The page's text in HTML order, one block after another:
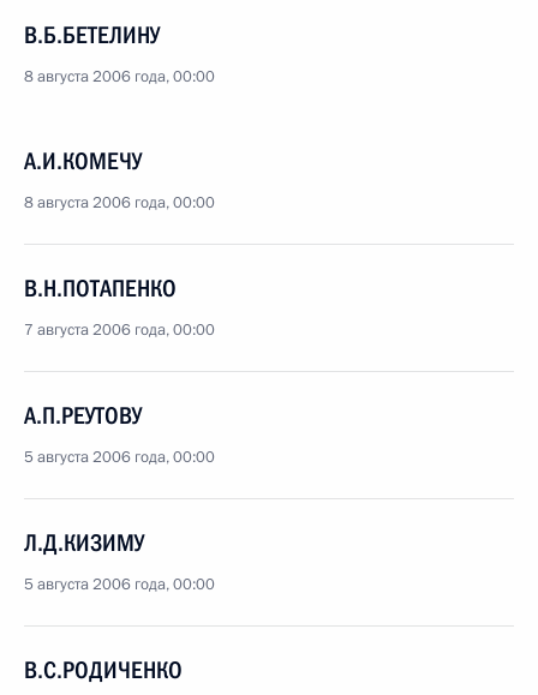
В.Б.БЕТЕЛИНУ
8 августа 2006 года, 00:00
А.И.КОМЕЧУ
8 августа 2006 года, 00:00
В.Н.ПОТАПЕНКО
7 августа 2006 года, 00:00
А.П.РЕУТОВУ
5 августа 2006 года, 00:00
Л.Д.КИЗИМУ
5 августа 2006 года, 00:00
В.С.РОДИЧЕНКО